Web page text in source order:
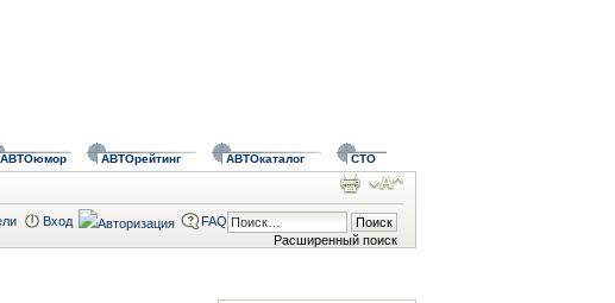
АВТОюмор АВТОрейтинг АВТОкаталог СТО
Расширенный поиск
Вход FAQ